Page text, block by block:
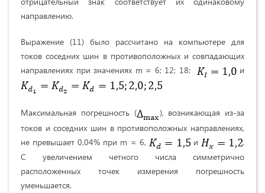
направлению.
Выражение (11) было рассчитано на компьютере для
токов соседних шин в противоположных и совпадающих
направлениях при значениях m = 6; 12; 18;
и
Максимальная погрешность (
), возникающая из-за
токов и соседних шин в противоположных направлениях,
не превышает 0,04% при m = 6,
и
.
С увеличением четного числа симметрично
расположенных точек измерения погрешность
уменьшается.